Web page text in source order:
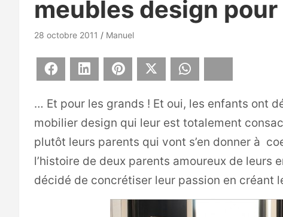
meubles design
28 octobre 2011 Manuel
Facebook LinkedIn Pinterest
… Et pour les grands ! Et oui, les enfants ont
mobilier design qui leur est totalement
plutôt leurs parents qui vont s’en donner à
l’histoire de deux parents amoureux de leurs
décidé de concrétiser leur passion en créant